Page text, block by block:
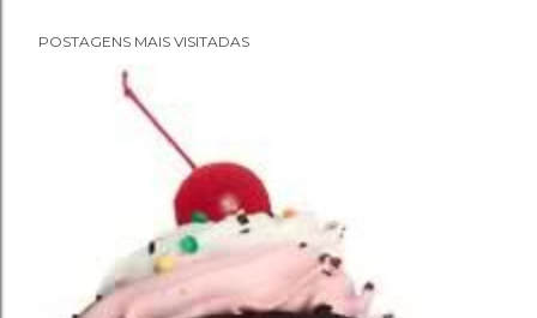
POSTAGENS MAIS VISITADAS